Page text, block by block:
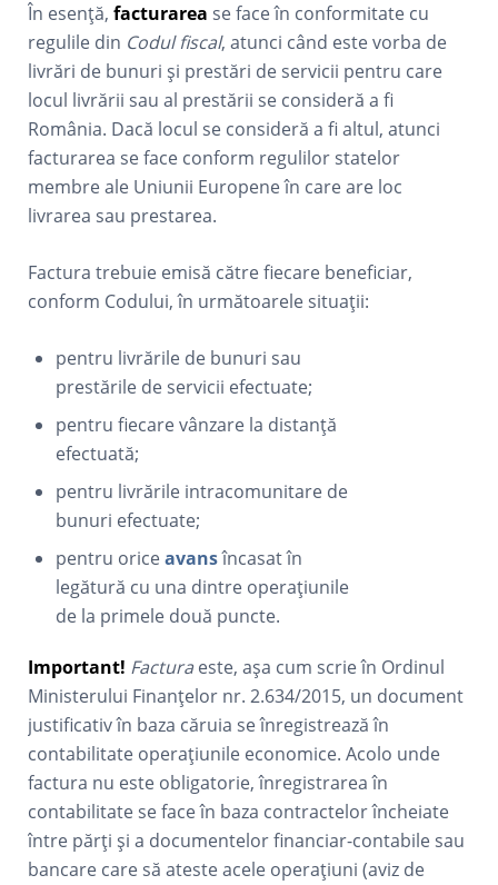
În esență,facturarea se face în conformitate cu
regulile din Codul fiscal, atunci când este vorba de
livrări de bunuri și prestări de servicii pentru care
locul livrării sau al prestării se consideră a fi
România. Dacă locul se consideră a fi altul, atunci
facturarea se face conform regulilor statelor
membre ale Uniunii Europene în care are loc
livrarea sau prestarea.
Factura trebuie emisă către fiecare beneficiar,
conform Codului, în următoarele situații:
pentru livrările de bunuri sau
prestările de servicii efectuate;
pentru fiecare vânzare la distanță
efectuată;
pentru livrările intracomunitare de
bunuri efectuate;
pentru oriceavansîncasat în
legătură cu una dintre operațiunile
de la primele două puncte.
Important! Facturaeste, așa cum scrie în Ordinul
Ministerului Finanțelor nr. 2.634/2015, un document
justificativ în baza căruia se înregistrează în
contabilitate operațiunile economice. Acolo unde
factura nu este obligatorie, înregistrarea în
contabilitate se face în baza contractelor încheiate
între părți și a documentelor financiar-contabile sau
bancare care să ateste acele operațiuni (aviz de